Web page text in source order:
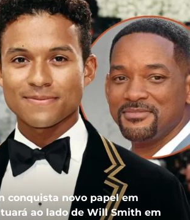
conquista novo papel em
ao lado de Will Smith em